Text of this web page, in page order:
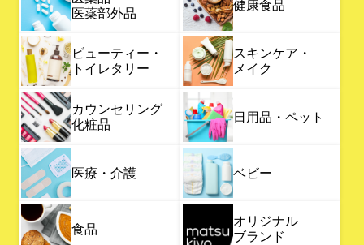
医薬部外品
健康食品
ビューティー・
トイレタリー
スキンケア・
メイク
カウンセリング
化粧品
日用品・ペット
医療・介護 ベビー
食品
オリジナル
ブランド